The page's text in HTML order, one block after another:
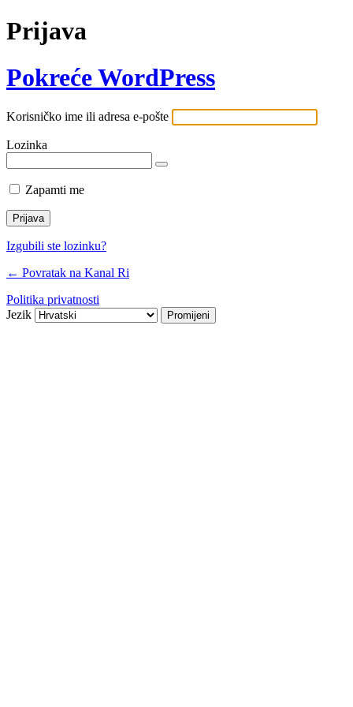
Prijava
Pokreće WordPress
Korisničko ime ili adresa e-pošte
Lozinka
Zapamti me
Izgubili ste lozinku?
← Povratak na Kanal Ri
Politika privatnosti
Jezik